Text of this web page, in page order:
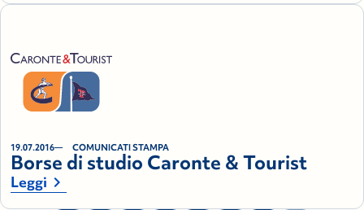
19.07.2016 COMUNICATI STAMPA
Borse di studio Caronte & Tourist
Leggi chevron_right